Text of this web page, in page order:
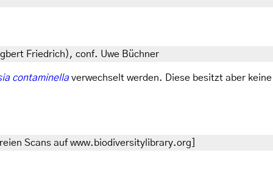
Friedrich), conf. Uwe Büchner
contaminellaverwechselt werden. Diese besitzt aber
Scans auf www.biodiversitylibrary.org]